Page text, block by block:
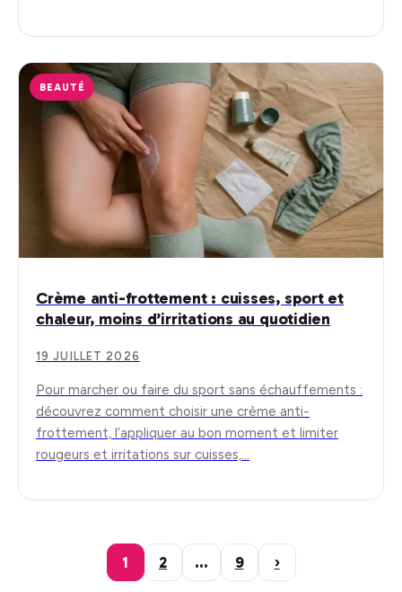
BEAUTÉ
Crème anti-frottement : cuisses, sport et
chaleur, moins d’irritations au quotidien
19 JUILLET 2026
Pour marcher ou faire du sport sans échauffements :
découvrez comment choisir une crème anti-
frottement, l’appliquer au bon moment et limiter
rougeurs et irritations sur cuisses,…
1 2 … 9 ›